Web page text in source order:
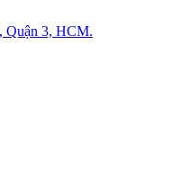
Quận 3, HCM.